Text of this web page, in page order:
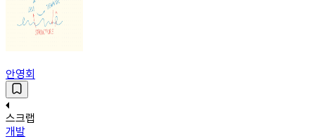
안영회
스크랩
개발